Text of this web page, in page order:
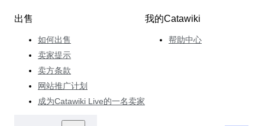
出售
如何出售
卖家提示
卖方条款
网站推广计划
成为Catawiki Live的一名卖家
我的Catawiki
帮助中心